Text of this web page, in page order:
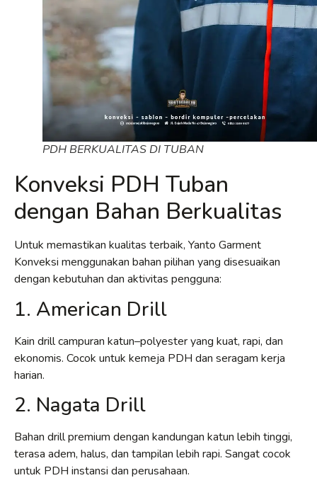
PDH BERKUALITAS DI TUBAN
Konveksi PDH Tuban
dengan Bahan Berkualitas
Untuk memastikan kualitas terbaik, Yanto Garment
Konveksi menggunakan bahan pilihan yang disesuaikan
dengan kebutuhan dan aktivitas pengguna:
1. American Drill
Kain drill campuran katun–polyester yang kuat, rapi, dan
ekonomis. Cocok untuk kemeja PDH dan seragam kerja
harian.
2. Nagata Drill
Bahan drill premium dengan kandungan katun lebih tinggi,
terasa adem, halus, dan tampilan lebih rapi. Sangat cocok
untuk PDH instansi dan perusahaan.